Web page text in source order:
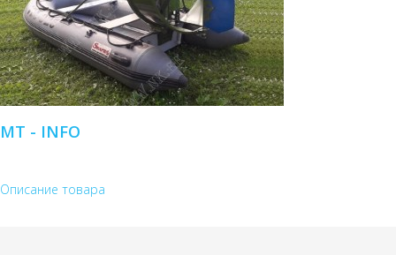
MT - INFO
Описание товара